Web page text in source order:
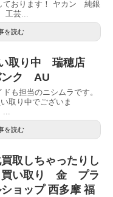
ております！ ヤカン 純銀
芸...
を読む
取り中 瑞穂店
ンク AU
も担当のニシムラです。
取り中でございま
を読む
取しちゃったりし
買い取り 金 プラ
ョップ 西多摩 福